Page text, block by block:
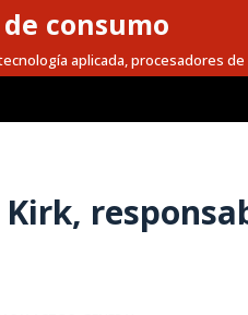
consumo
aplicada, procesadores